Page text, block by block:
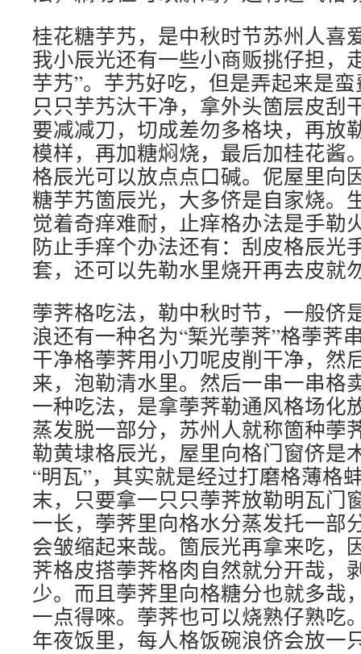
桂花糖芋艿，是中秋时节苏州人喜
我小辰光还有一些小商贩挑仔担，
芋艿”。芋艿好吃，但是弄起来是
只只芋艿汏干净，拿外头箇层皮刮
要减减刀，切成差勿多格块，再放
模样，再加糖焖烧，最后加桂花酱
格辰光可以放点点口碱。伲屋里向
糖芋艿箇辰光，大多侪是自家烧。
觉着奇痒难耐，止痒格办法是手勒
防止手痒个办法还有：刮皮格辰光
套，还可以先勒水里烧开再去皮就
荸荠格吃法，勒中秋时节，一般侪
浪还有一种名为“椠光荸荠”格荸荠
干净格荸荠用小刀呢皮削干净，然
来，泡勒清水里。然后一串一串格
一种吃法，是拿荸荠勒通风格场化
蒸发脱一部分，苏州人就称箇种荸
勒黄埭格辰光，屋里向格门窗侪是
“明瓦”，其实就是经过打磨格薄格
末，只要拿一只只荸荠放勒明瓦门
一长，荸荠里向格水分蒸发托一部
会皱缩起来哉。箇辰光再拿来吃，
荠格皮搭荸荠格肉自然就分开哉，
少。而且荸荠里向格糖分也就多哉
一点得唻。荸荠也可以烧熟仔熟吃
年夜饭里，每人格饭碗浪侪会放一